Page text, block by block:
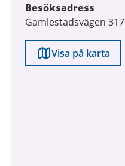
Besöksadress
Gamlestadsvägen 317
Visa på karta